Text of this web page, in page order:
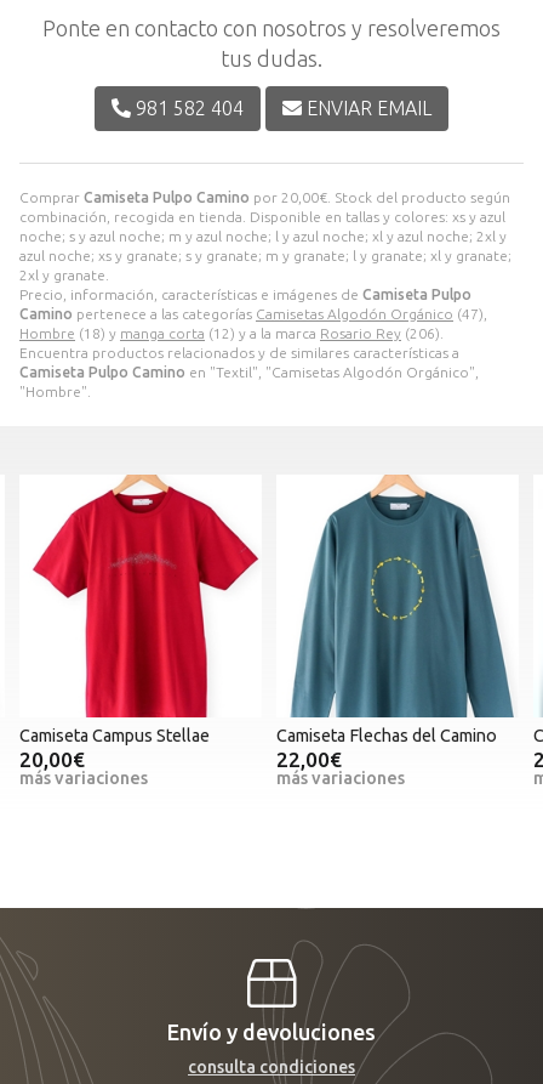
Comprar Camiseta Pulpo Camino por 20,00€ . Stock del producto según
combinación, recogida en tienda. Disponible en tallas y colores: xs y azul
noche; s y azul noche; m y azul noche; l y azul noche; xl y azul noche; 2xl y
azul noche; xs y granate; s y granate; m y granate; l y granate; xl y granate;
2xl y granate.
Precio, información, características e imágenes de Camiseta Pulpo
Camino pertenece a las categorías Camisetas Algodón Orgánico (47),
Hombre (18) y manga corta (12) y a la marca Rosario Rey (206).
Encuentra productos relacionados y de similares características a
Camiseta Pulpo Camino en "Textil", "Camisetas Algodón Orgánico",
"Hombre".
Ponte en contacto con nosotros y resolveremos
tus dudas.
981 582 404 ENVIAR EMAIL
Camiseta Flechas del Camino
22,00€
más variaciones
Camiseta Peregrino
22,00€
más variaciones
Envío y devoluciones
consulta condiciones